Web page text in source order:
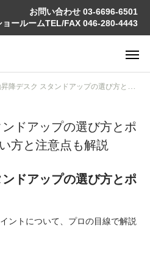
お問い合わせ 03-6696-6501
ールームTEL/FAX 046-280-4443
デスク スタンドアップの選び方とポイント｜効果的な使い方と注意点も解説
ドアップの選び方とポ
方と注意点も解説
ドアップの選び方とポ
ントについて、プロの目線で解説